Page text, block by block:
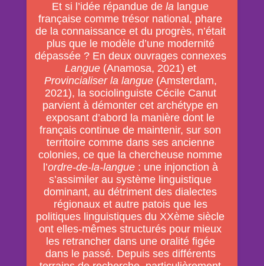
Et si l’idée répandue dela langue
française comme trésor national, phare
de la connaissance et du progrès, n’était
plus que le modèle d’une modernité
dépassée ? En deux ouvrages connexes
Langue (Anamosa, 2021) et
Provincialiser la langue (Amsterdam,
2021), la sociolinguiste Cécile Canut
parvient à démonter cet archétype en
exposant d’abord la manière dont le
français continue de maintenir, sur son
territoire comme dans ses ancienne
colonies, ce que la chercheuse nomme
l’ordre-de-la-langue : une injonction à
s’assimiler au système linguistique
dominant, au détriment des dialectes
régionaux et autre patois que les
politiques linguistiques du XXème siècle
ont elles-mêmes structurés pour mieux
les retrancher dans une oralité figée
dans le passé. Depuis ses différents